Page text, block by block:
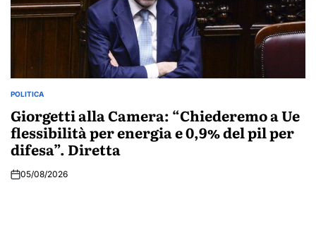
POSTED
POLITICA
Giorgetti alla Camera: “Chiederemo a Ue
flessibilità per energia e 0,9% del pil per
difesa”. Diretta
05/08/2026